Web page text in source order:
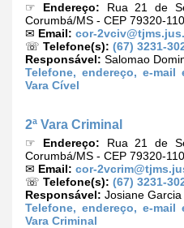
☞ Endereço: Rua 21 de
Corumbá/MS - CEP 79320-110
✉ Email: cor-
☏ Telefone(s): (67) 3231-
Responsável: Salomao
Telefone, endereço, e-
Vara Cível
2ª Vara Criminal
☞ Endereço: Rua 21 de
Corumbá/MS - CEP 79320-110
✉ Email: cor-
☏ Telefone(s): (67) 3231-
Responsável: Josiane
Telefone, endereço, e-
Vara Criminal